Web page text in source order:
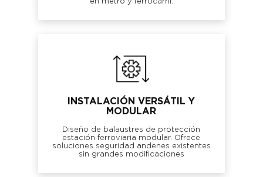
INSTALACIÓN VERSÁTIL Y
MODULAR
Diseño de balaustres de protección
estación ferroviaria modular. Ofrece
soluciones seguridad andenes existentes
sin grandes modificaciones